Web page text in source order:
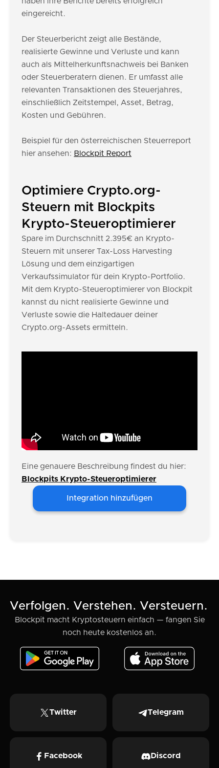
eingereicht.
Der Steuerbericht zeigt alle Bestände,
realisierte Gewinne und Verluste und kann
auch als Mittelherkunftsnachweis bei Banken
oder Steuerberatern dienen. Er umfasst alle
relevanten Transaktionen des Steuerjahres,
einschließlich Zeitstempel, Asset, Betrag,
Kosten und Gebühren.
Beispiel für den österreichischen Steuerreport
hier ansehen: Blockpit Report
Optimiere Crypto.org-
Steuern mit Blockpits
Krypto-Steueroptimierer
Spare im Durchschnitt 2.395€ an Krypto-
Steuern mit unserer Tax-Loss Harvesting
Lösung und dem einzigartigen
Verkaufssimulator für dein Krypto-Portfolio.
Mit dem Krypto-Steueroptimierer von Blockpit
kannst du nicht realisierte Gewinne und
Verluste sowie die Haltedauer deiner
Crypto.org-Assets ermitteln.
Eine genauere Beschreibung findest du hier:
Blockpits Krypto-Steueroptimierer
Integration hinzufügen
Verfolgen. Verstehen. Versteuern.
Blockpit macht Kryptosteuern einfach — fangen Sie
noch heute kostenlos an.
Twitter Telegram
Facebook Discord